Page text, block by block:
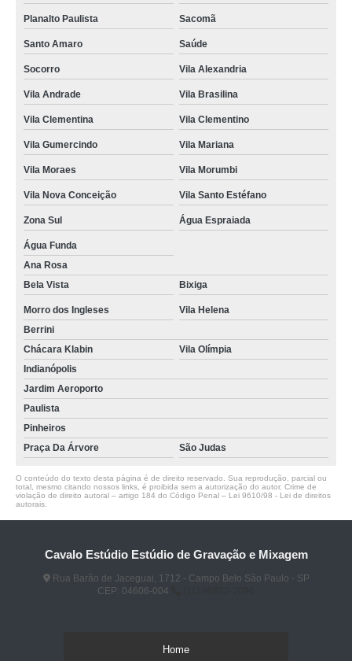
Planalto Paulista Sacomã
Santo Amaro Saúde
Socorro Vila Alexandria
Vila Andrade Vila Brasilina
Vila Clementina Vila Clementino
Vila Gumercindo Vila Mariana
Vila Moraes Vila Morumbi
Vila Nova Conceição Vila Santo Estéfano
Zona Sul Água Espraiada
Água Funda
Ana Rosa
Bela Vista
Bixiga
Morro dos Ingleses
Vila Helena
Berrini
Chácara Klabin
Vila Olímpia
Indianópolis
Jardim Aeroporto
Paulista
Pinheiros
Praça Da Árvore
São Judas
O conteúdo do texto desta página é de direito reservado. Sua reprodução, parcial ou
total, mesmo citando nossos links, é proibida sem a autorização do autor. Crime de
violação de direito autoral – artigo 184 do Código Penal – Lei 9610/98 - Lei de direitos
autorais
Cavalo Estúdio Estúdio de Gravação e Mixagem
Rua Barão de Jaceguai, 1712 - Campo Belo São Paulo - SP
CEP: 04606-004
Home